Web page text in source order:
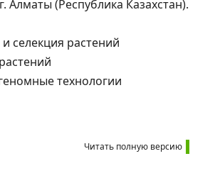
Алматы (Республика Казахстан).
селекция растений
технологии
Читать полную версию